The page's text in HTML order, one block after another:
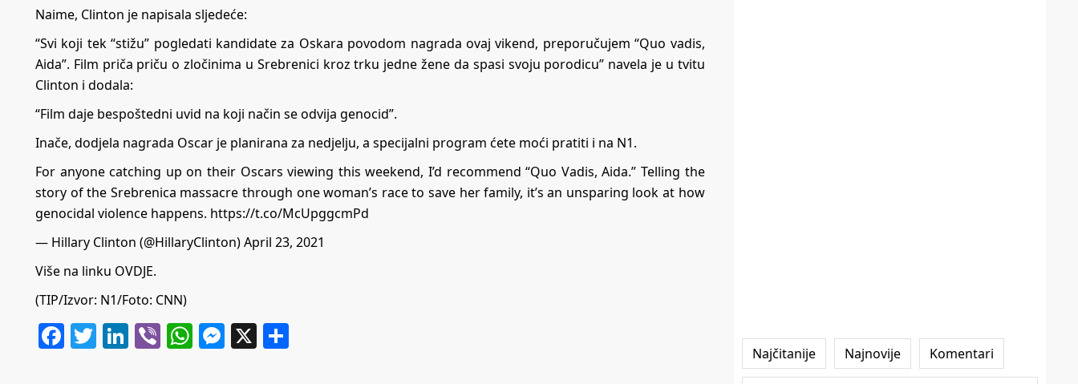
Naime, Clinton je napisala sljedeće:
“Svi koji tek “stižu” pogledati kandidate za Oskara povodom nagrada ovaj vikend, preporučujem “Quo vadis,
Aida”. Film priča priču o zločinima u Srebrenici kroz trku jedne žene da spasi svoju porodicu” navela je u tvitu
Clinton i dodala:
“Film daje bespoštedni uvid na koji način se odvija genocid”.
Inače, dodjela nagrada Oscar je planirana za nedjelju, a specijalni program ćete moći pratiti i na N1.
For anyone catching up on their Oscars viewing this weekend, I’d recommend “Quo Vadis, Aida.” Telling the
story of the Srebrenica massacre through one woman’s race to save her family, it’s an unsparing look at how
genocidal violence happens. https://t.co/McUpggcmPd
— Hillary Clinton (@HillaryClinton)April 23, 2021
Više na linku OVDJE.
(TIP/Izvor: N1/Foto: CNN)
Facebook
Twitter
LinkedIn
ViberWhatsApp
Messenger
X
Najčitanije Najnovije Komentari